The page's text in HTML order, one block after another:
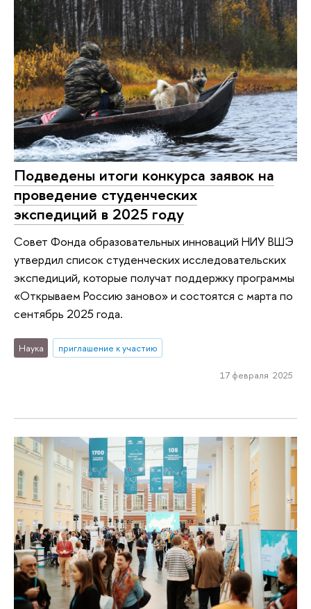
Подведены итоги конкурса заявок на
проведение студенческих
экспедиций в 2025 году
Совет Фонда образовательных инноваций НИУ ВШЭ
утвердил список студенческих исследовательских
экспедиций, которые получат поддержку программы
«Открываем Россию заново» и состоятся с марта по
сентябрь 2025 года.
Наука приглашение к участию
17 февраля 2025